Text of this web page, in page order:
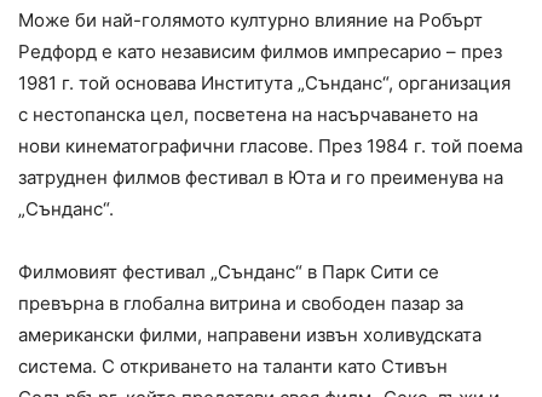
Може би най-голямото културно влияние на Робърт
Редфорд е като независим филмов импресарио – през
1981 г. той основава Института „Сънданс“, организация
с нестопанска цел, посветена на насърчаването на
нови кинематографични гласове. През 1984 г. той поема
затруднен филмов фестивал в Юта и го преименува на
„Сънданс“.
Филмовият фестивал „Сънданс“ в Парк Сити се
превърна в глобална витрина и свободен пазар за
американски филми, направени извън холивудската
система. С откриването на таланти като Стивън